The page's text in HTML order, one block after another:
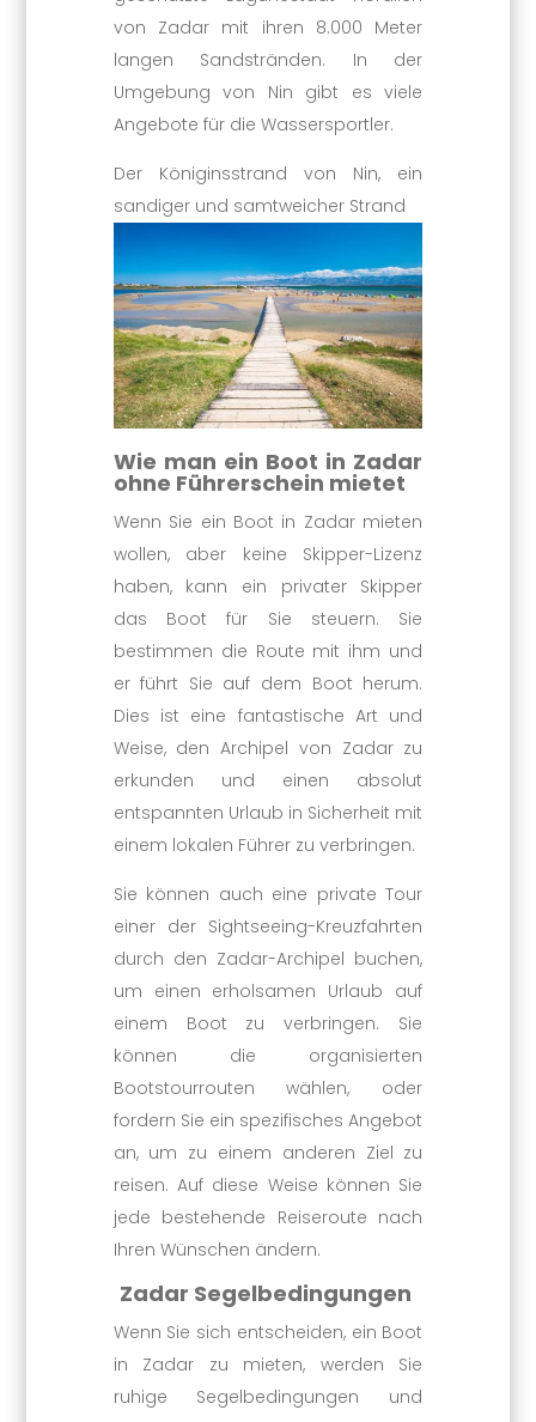
von Zadar mit ihren 8.000 Meter
langen Sandstränden. In der
Umgebung von Nin gibt es viele
Angebote für die Wassersportler.
Der Königinsstrand von Nin, ein
sandiger und samtweicher Strand
Wie man ein Boot in Zadar
ohne Führerschein mietet
Wenn Sie ein Boot in Zadar mieten
wollen, aber keine Skipper-Lizenz
haben, kann ein privater Skipper
das Boot für Sie steuern. Sie
bestimmen die Route mit ihm und
er führt Sie auf dem Boot herum.
Dies ist eine fantastische Art und
Weise, den Archipel von Zadar zu
erkunden und einen absolut
entspannten Urlaub in Sicherheit mit
einem lokalen Führer zu verbringen.
Sie können auch eine private Tour
einer der Sightseeing-Kreuzfahrten
durch den Zadar-Archipel buchen,
um einen erholsamen Urlaub auf
einem Boot zu verbringen. Sie
können die organisierten
Bootstourrouten wählen, oder
fordern Sie ein spezifisches Angebot
an, um zu einem anderen Ziel zu
reisen. Auf diese Weise können Sie
jede bestehende Reiseroute nach
Ihren Wünschen ändern.
Zadar Segelbedingungen
Wenn Sie sich entscheiden, ein Boot
in Zadar zu mieten, werden Sie
ruhige Segelbedingungen und